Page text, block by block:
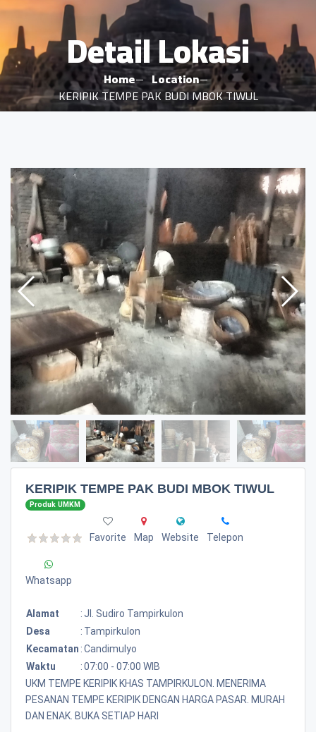
Detail Lokasi
Home
Location
KERIPIK TEMPE PAK BUDI MBOK TIWUL
KERIPIK TEMPE PAK BUDI MBOK TIWUL
Produk UMKM
Favorite Map Website Telepon
Whatsapp
Alamat : Jl. Sudiro Tampirkulon
Desa
: Tampirkulon
Kecamatan :Candimulyo
Waktu
:07:00 - 07:00 WIB
UKM TEMPE KERIPIK KHAS TAMPIRKULON. MENERIMA
PESANAN TEMPE KERIPIK DENGAN HARGA PASAR. MURAH
DAN ENAK. BUKA SETIAP HARI